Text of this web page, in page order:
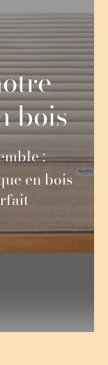
bois
:
en bois